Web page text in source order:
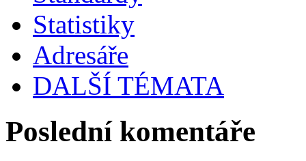
Statistiky
Adresáře
DALŠÍ TÉMATA
Poslední komentáře